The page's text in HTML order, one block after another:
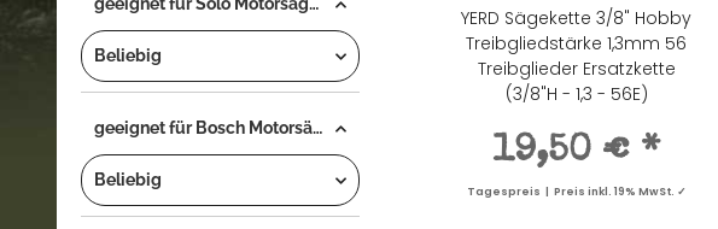
YERD Sägekette 3/8" Hobby
Treibgliedstärke 1,3mm 56
Treibglieder Ersatzkette
(3/8"H - 1,3 - 56E)
19,50 € *
Tagespreis | Preis inkl. 19% MwSt. ✓
Beliebig
geeignet für Bosch Motorsäge...
Beliebig